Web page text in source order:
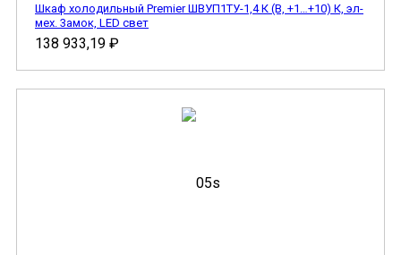
Шкаф холодильный Premier ШВУП1ТУ-1,4 К (В, +1…+10) К, эл-
мех. 3амок, LED свет
138 933,19 ₽